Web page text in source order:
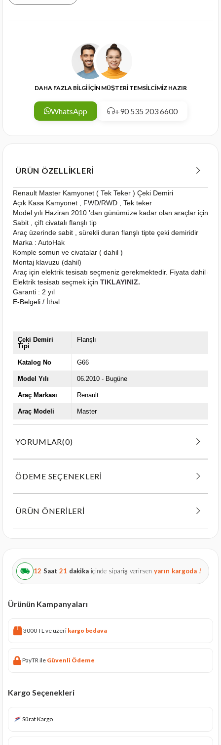
DAHA FAZLA BİLGİ İÇİN MÜŞTERİ TEMSİLCİMİZ HAZIR
WhatsApp +90 535 203 6600
ÜRÜN ÖZELLIKLERI
Renault Master Kamyonet ( Tek Teker ) Çeki Demiri
Açık Kasa Kamyonet , FWD/RWD , Tek teker
Model yılı Haziran 2010 'dan günümüze kadar olan araçlar için
Sabit , çift civatalı flanşlı tip
Araç üzerinde sabit , sürekli duran flanşlı tipte çeki demiridir
Marka : AutoHak
Komple somun ve civatalar ( dahil )
Montaj klavuzu (dahil)
Araç için elektrik tesisatı seçmeniz gerekmektedir. Fiyata dahil
Elektrik tesisatı seçmek için TIKLAYINIZ.
Garanti : 2 yıl
E-Belgeli / İthal
Çeki Demiri
Tipi
Flanşlı
Katalog No G66
Model Yılı 06.2010 - Bugüne
Araç Markası Renault
Araç Modeli Master
YORUMLAR(0)
ÖDEME SEÇENEKLERI
ÜRÜN ÖNERILERI
12 Saat 21 dakika içinde sipariş verirsen yarın kargoda !
Ürünün Kampanyaları
3000 TL ve üzeri kargo bedava
PayTR ile Güvenli Ödeme
Kargo Seçenekleri
Sürat Kargo